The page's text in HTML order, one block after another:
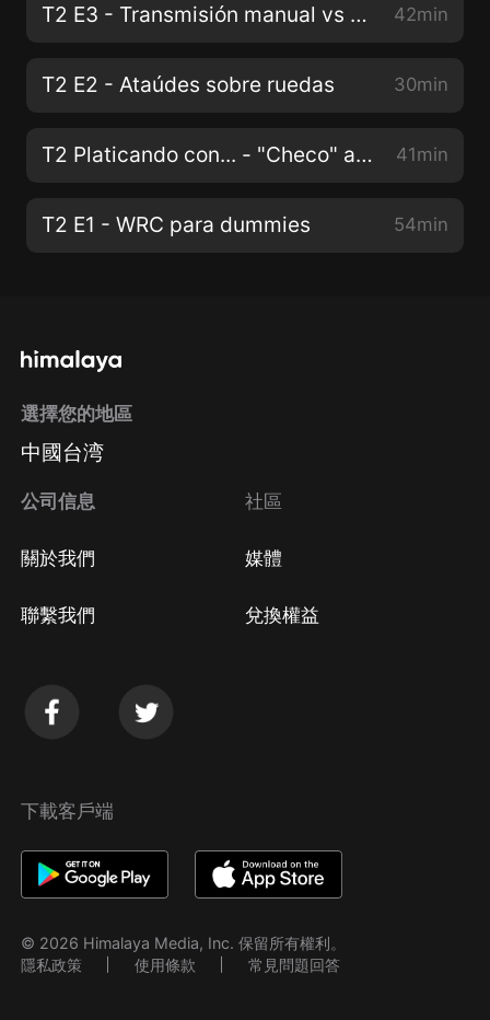
T2 E3 - Transmisión manual vs Transmisión automática 42min
T2 E2 - Ataúdes sobre ruedas 30min
T2 Platicando con... - "Checo" a Red Bull 41min
T2 E1 - WRC para dummies 54min
選擇您的地區
中國台湾
公司信息
關於我們
聯繫我們
社區
媒體
兌換權益
下載客戶端
© 2026 Himalaya Media, Inc. 保留所有權利。
隱私政策
使用條款 常見問題回答